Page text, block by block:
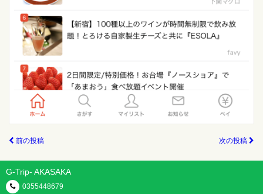
前の投稿 次の投稿
G-Trip- AKASAKA
0355448679